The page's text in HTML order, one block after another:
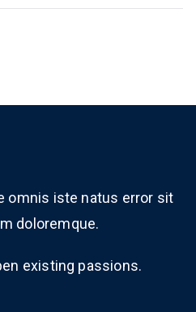
omnis iste natus error sit
doloremque.
existing passions.